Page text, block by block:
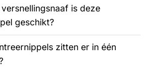
is deze
geschikt?
zitten er in één